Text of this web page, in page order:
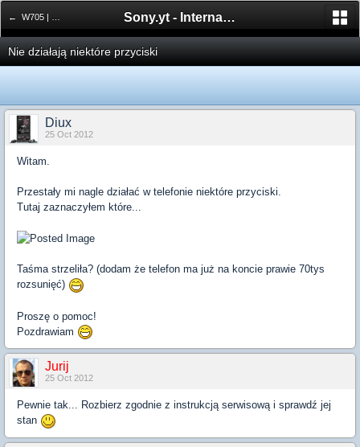
← W705 | W715 Sony.yt - International Sony Forum
Nie działają niektóre przyciski
Diux
25 Oct 2012
Witam.
Przestały mi nagle działać w telefonie niektóre przyciski.
Tutaj zaznaczyłem które...
Taśma strzeliła? (dodam że telefon ma już na koncie prawie 70tys
rozsunięć)
Proszę o pomoc!
Pozdrawiam
Jurij
25 Oct 2012
Pewnie tak... Rozbierz zgodnie z instrukcją serwisową i sprawdź jej
stan